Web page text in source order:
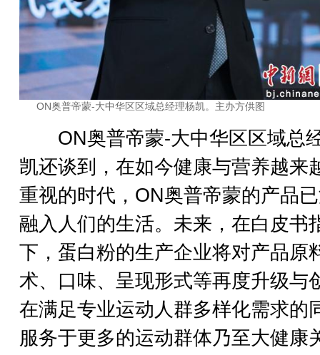
ON奥普帝蒙-大中华区区域总经理杨凯。主办方供图
ON奥普帝蒙-大中华区区域总
凯还谈到，在如今健康与营养越来
重视的时代，ON奥普帝蒙的产品
融入人们的生活。未来，在白皮书
下，蛋白粉的生产企业将对产品原
术、口味、呈现形式等再度升级与
在满足专业运动人群多样化需求的
服务于更多的运动群体乃至大健康